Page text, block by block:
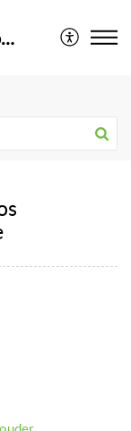
PetBase | Europese Databank voor dieren